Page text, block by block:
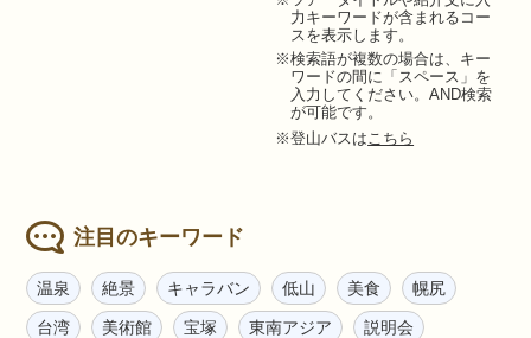
力キーワードが含まれるコー
スを表示します。
※検索語が複数の場合は、キー
ワードの間に「スペース」を
入力してください。AND検索
が可能です。
※登山バスは こちら
注目のキーワード
温泉 絶景 キャラバン 低山 美食 幌尻
台湾 美術館 宝塚 東南アジア 説明会